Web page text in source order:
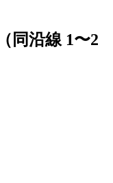
（同沿線 1〜2